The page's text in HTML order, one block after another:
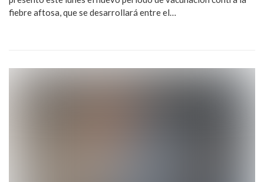
fiebre aftosa, que se desarrollará entre el…